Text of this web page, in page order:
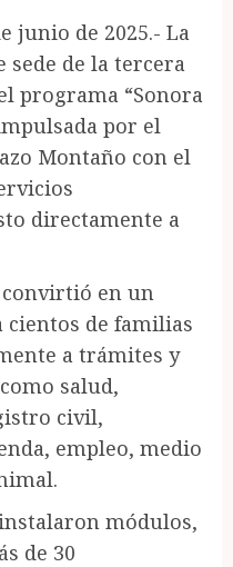
junio de 2025.- La
sede de la tercera
programa “Sonora
por el
Montaño con el
directamente a
convirtió en un
de familias
a trámites y
salud,
civil,
empleo, medio
módulos,
de 30